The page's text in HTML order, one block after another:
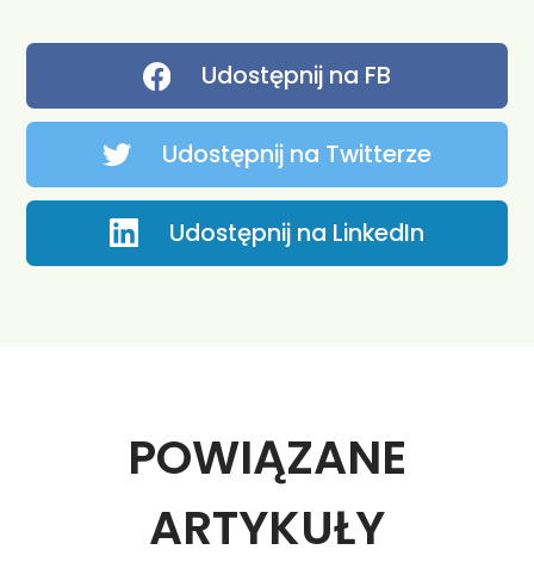
Udostępnij na FB
Udostępnij na Twitterze
Udostępnij na LinkedIn
POWIĄZANE
ARTYKUŁY